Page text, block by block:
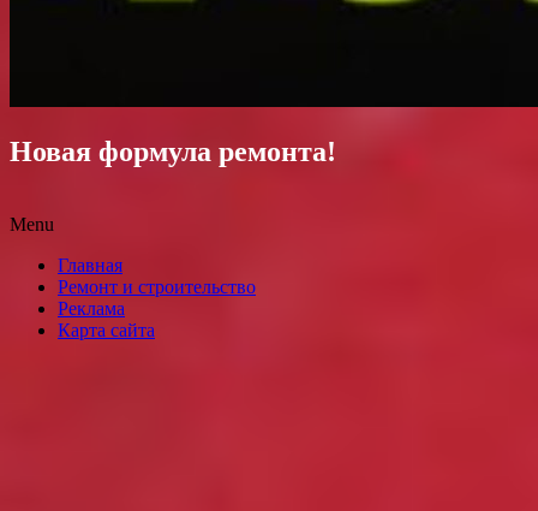
Новая формула ремонта!
Menu
content
Главная
Ремонт и строительство
Реклама
Карта сайта